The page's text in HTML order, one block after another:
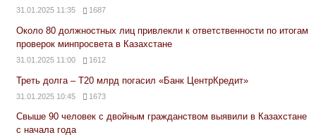
31.01.2025 11:35 1687
Около 80 должностных лиц привлекли к ответственности по итогам
проверок минпросвета в Казахстане
31.01.2025 11:00 1612
Треть долга – Т20 млрд погасил «Банк ЦентрКредит»
31.01.2025 10:45 1673
Свыше 90 человек с двойным гражданством выявили в Казахстане
с начала года